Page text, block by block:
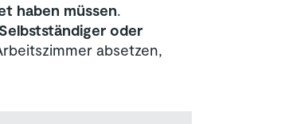
haben müssen.
oder
absetzen,